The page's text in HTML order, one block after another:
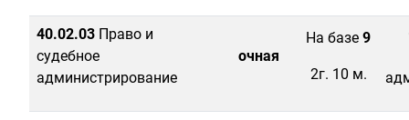
40.02.03 Право и
судебное
администрирование
очная
На базе 9
2г. 10 м.